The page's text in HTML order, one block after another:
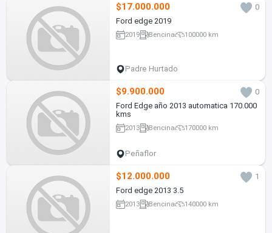
$17.000.000
0
Ford edge 2019
2019 Bencina 100000 km
Padre Hurtado
$9.900.000
0
Ford Edge año 2013 automatica 170.000
kms
2013 Bencina 170000 km
Peñaflor
$12.000.000
1
Ford edge 2013 3.5
2013 Bencina 140000 km